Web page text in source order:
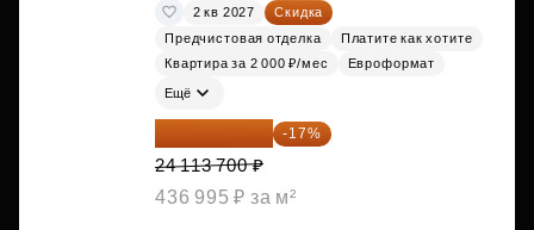
2 кв 2027
Скидка
Предчистовая отделка
Платите как хотите
Квартира за 2 000 ₽/мес
Евроформат
Ещё
20 014 371 ₽ -17%
24 113 700 ₽
436 995 ₽ за м²